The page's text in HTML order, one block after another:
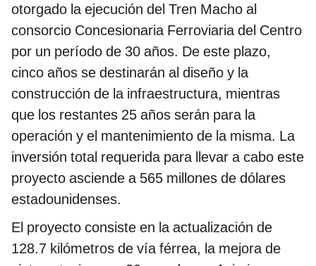
otorgado la ejecución del Tren Macho al
consorcio Concesionaria Ferroviaria del Centro
por un período de 30 años. De este plazo,
cinco años se destinarán al diseño y la
construcción de la infraestructura, mientras
que los restantes 25 años serán para la
operación y el mantenimiento de la misma. La
inversión total requerida para llevar a cabo este
proyecto asciende a 565 millones de dólares
estadounidenses.
El proyecto consiste en la actualización de
128.7 kilómetros de vía férrea, la mejora de